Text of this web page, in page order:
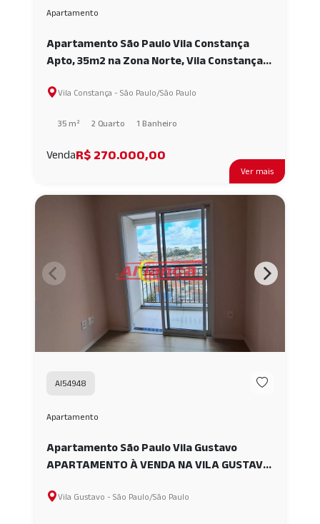
Ver mais
Apartamento
Apartamento São Paulo Vila Constança
Apto, 35m2 na Zona Norte, Vila Constança,
Vila Constança - São Paulo/São Paulo
35 m² 2 Quarto 1 Banheiro
VendaR$ 270.000,00
AI54948
Apartamento
Apartamento São Paulo Vila Gustavo
APARTAMENTO À VENDA NA VILA GUSTAVO
Vila Gustavo - São Paulo/São Paulo